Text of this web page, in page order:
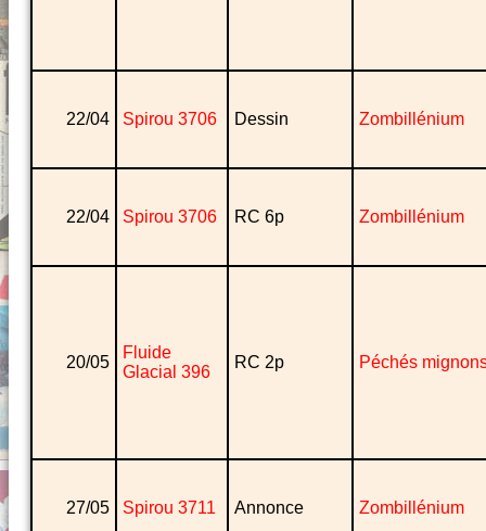
22/04 Spirou 3706 Dessin Zombillénium
22/04 Spirou 3706 RC 6p Zombillénium
20/05
Fluide
Glacial 396
RC 2p Péchés
27/05 Spirou 3711 Annonce Zombillénium